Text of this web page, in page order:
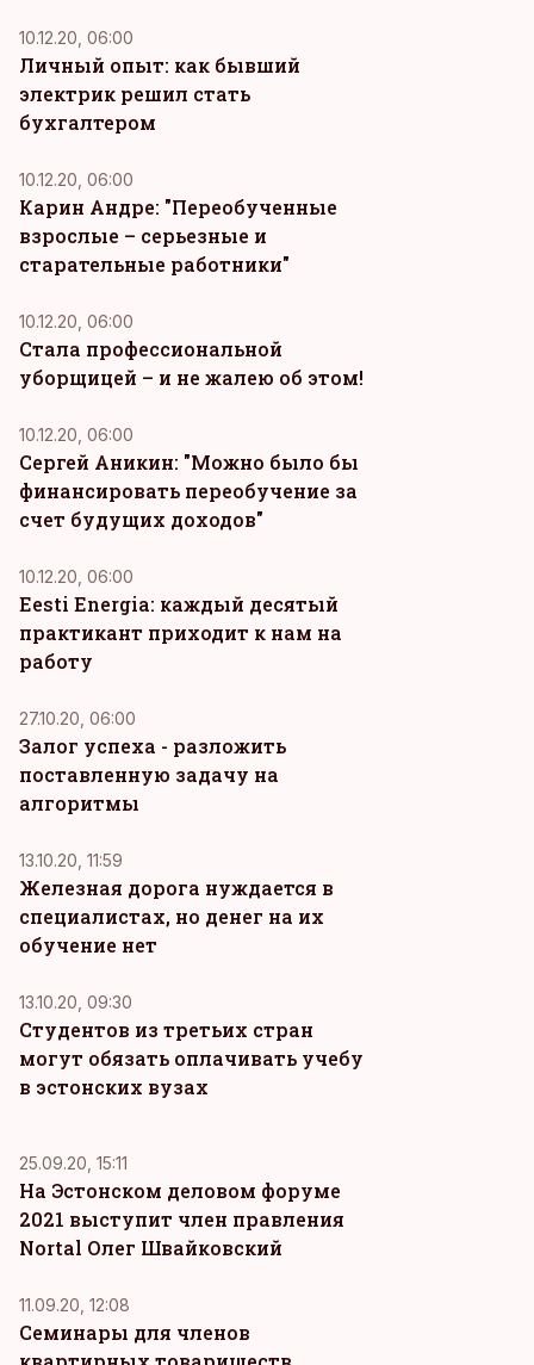
10.12.20, 06:00
Личный опыт: как бывший
электрик решил стать
бухгалтером
10.12.20, 06:00
Карин Андре: "Переобученные
взрослые – серьезные и
старательные работники"
10.12.20, 06:00
Стала профессиональной
уборщицей – и не жалею об этом!
10.12.20, 06:00
Сергей Аникин: "Можно было бы
финансировать переобучение за
счет будущих доходов"
10.12.20, 06:00
Eesti Energia: каждый десятый
практикант приходит к нам на
работу
27.10.20, 06:00
Залог успеха - разложить
поставленную задачу на
алгоритмы
13.10.20, 11:59
Железная дорога нуждается в
специалистах, но денег на их
обучение нет
13.10.20, 09:30
Студентов из третьих стран
могут обязать оплачивать учебу
в эстонских вузах
25.09.20, 15:11
На Эстонском деловом форуме
2021 выступит член правления
Nortal Олег Швайковский
11.09.20, 12:08
Семинары для членов